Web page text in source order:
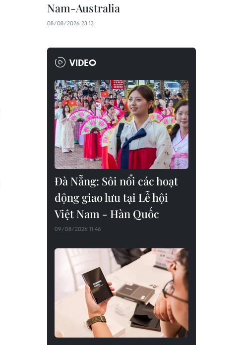
Nam-Australia
08/08/2026 23:13
VIDEO
Đà Nẵng: Sôi nổi các hoạt
động giao lưu tại Lễ hội
Việt Nam - Hàn Quốc
09/08/2026 11:46